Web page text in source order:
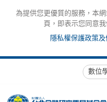
為提供您更優質的服務，本
頁，即表示您同意
隱私權保護政策及
數位